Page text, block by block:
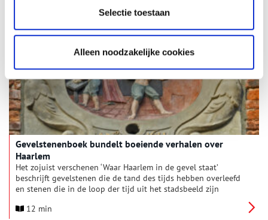
Selectie toestaan
Alleen noodzakelijke cookies
Gevelstenenboek bundelt boeiende verhalen over
Haarlem
Het zojuist verschenen ‘Waar Haarlem in de gevel staat’
beschrijft gevelstenen die de tand des tijds hebben overleefd
en stenen die in de loop der tijd uit het stadsbeeld zijn
schat aan verhalen uit de Noord-Hollandse
12 min